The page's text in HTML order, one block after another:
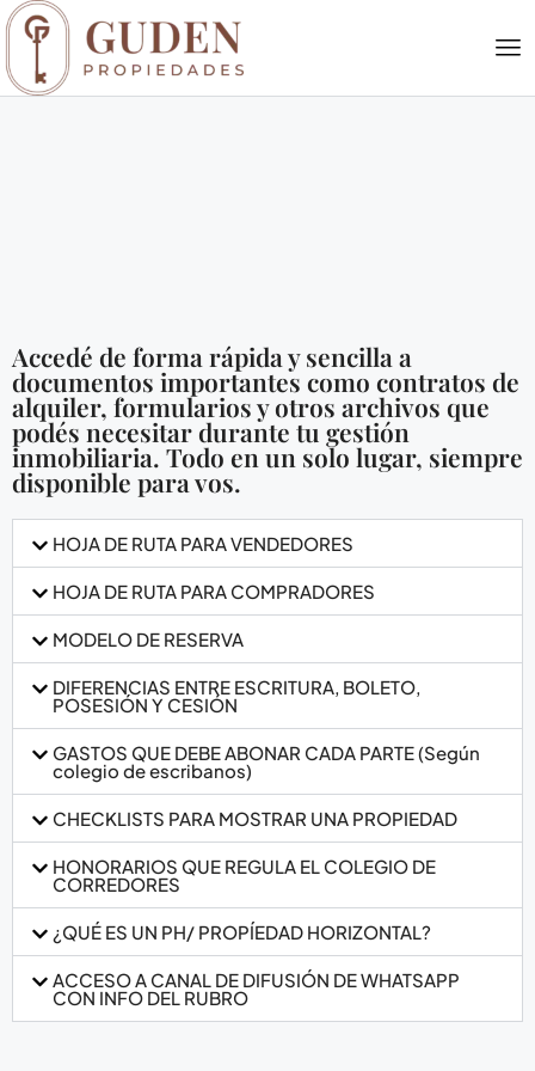
Accedé de forma rápida y sencilla a
documentos importantes como contratos de
alquiler, formularios y otros archivos que
podés necesitar durante tu gestión
inmobiliaria. Todo en un solo lugar, siempre
disponible para vos.
HOJA DE RUTA PARA VENDEDORES
HOJA DE RUTA PARA COMPRADORES
MODELO DE RESERVA
DIFERENCIAS ENTRE ESCRITURA, BOLETO,
POSESIÓN Y CESIÓN
GASTOS QUE DEBE ABONAR CADA PARTE (Según
colegio de escribanos)
CHECKLISTS PARA MOSTRAR UNA PROPIEDAD
HONORARIOS QUE REGULA EL COLEGIO DE
CORREDORES
¿QUÉ ES UN PH/ PROPÍEDAD HORIZONTAL?
ACCESO A CANAL DE DIFUSIÓN DE WHATSAPP
CON INFO DEL RUBRO